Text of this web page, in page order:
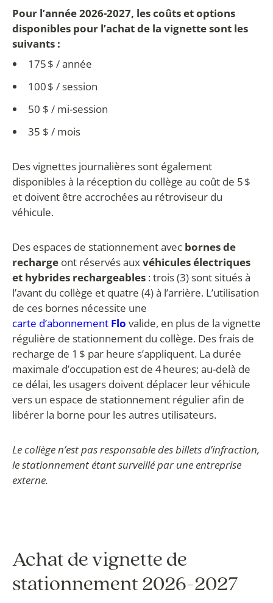
Pour l’année 2026-2027, les coûts et options
disponibles pour l’achat de la vignette sont les
suivants :
175 $ / année
100 $ / session
50 $ / mi-session
35 $ / mois
Des vignettes journalières sont également
disponibles à la réception du collège au coût de 5 $
et doivent être accrochées au rétroviseur du
véhicule.
Des espaces de stationnement avec bornes de
recharge ont réservés auxvéhicules électriques
et hybrides rechargeables : trois (3) sont situés à
l’avant du collège et quatre (4) à l’arrière. L’utilisation
de ces bornes nécessite une
carte d’abonnement Flo valide, en plus de la vignette
régulière de stationnement du collège. Des frais de
recharge de 1 $ par heure s’appliquent. La durée
maximale d’occupation est de 4 heures; au-delà de
ce délai, les usagers doivent déplacer leur véhicule
vers un espace de stationnement régulier afin de
libérer la borne pour les autres utilisateurs.
Le collège n’est pas responsable des billets d’infraction,
le stationnement étant surveillé par une entreprise
externe.
Achat de vignette de
stationnement 2026-2027